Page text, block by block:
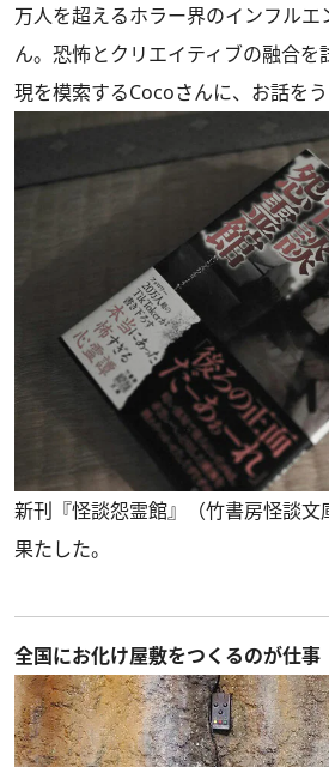
万人を超えるホラー界のインフルエ
ん。恐怖とクリエイティブの融合を
現を模索するCocoさんに、お話をう
新刊『怪談怨霊館』（竹書房怪談文
果たした。
全国にお化け屋敷をつくるのが仕事